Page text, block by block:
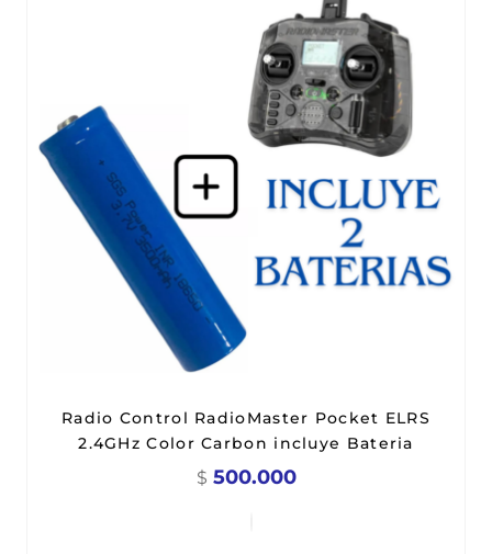
Radio Control RadioMaster Pocket ELRS
2.4GHz Color Carbon incluye Bateria
$ 500.000